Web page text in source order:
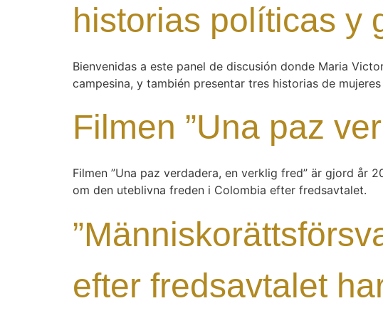
historias políticas y
Bienvenidas a este panel de discusión donde Maria
campesina, y también presentar tres historias de
Filmen ”Una paz
Filmen ”Una paz verdadera, en verklig fred” är gjord år
om den uteblivna freden i Colombia efter fredsavtalet.
efter fredsavtalet